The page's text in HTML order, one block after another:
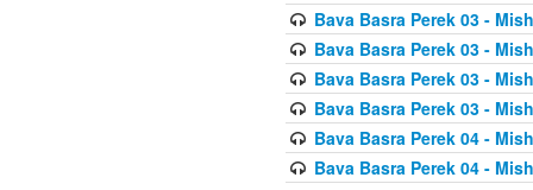
Bava Basra Perek 03 -
Bava Basra Perek 03 -
Bava Basra Perek 03 -
Bava Basra Perek 03 -
Bava Basra Perek 04 -
Bava Basra Perek 04 -